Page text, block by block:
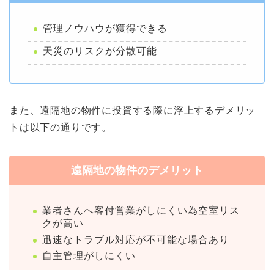
管理ノウハウが獲得できる
天災のリスクが分散可能
また、遠隔地の物件に投資する際に浮上するデメリッ
トは以下の通りです。
遠隔地の物件のデメリット
業者さんへ客付営業がしにくい為空室リス
クが高い
迅速なトラブル対応が不可能な場合あり
自主管理がしにくい